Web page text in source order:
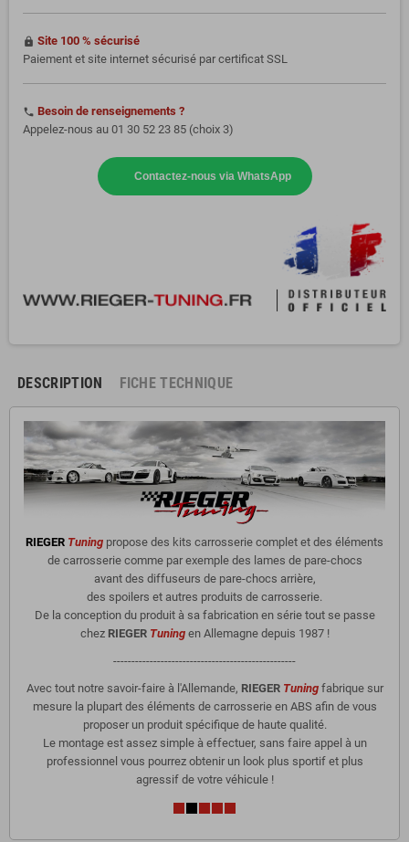
https Site 100 % sécurisé
Paiement et site internet sécurisé par certificat SSL
phone Besoin de renseignements ?
Appelez-nous au 01 30 52 23 85 (choix 3)
Contactez-nous via WhatsApp
DESCRIPTION FICHE TECHNIQUE
RIEGER Tuning propose des kits carrosserie complet et des éléments
de carrosserie comme par exemple des lames de pare-chocs
avant des diffuseurs de pare-chocs arrière,
des spoilers et autres produits de carrosserie.
De la conception du produit à sa fabrication en série tout se passe
chez RIEGER Tuningen Allemagne depuis 1987 !
--------------------------------------------------
Avec tout notre savoir-faire à l'Allemande, RIEGER Tuning fabrique sur
mesure la plupart des éléments de carrosserie en ABS afin de vous
proposer un produit spécifique de haute qualité.
Le montage est assez simple à effectuer, sans faire appel à un
professionnel vous pourrez obtenir un look plus sportif et plus
agressif de votre véhicule !